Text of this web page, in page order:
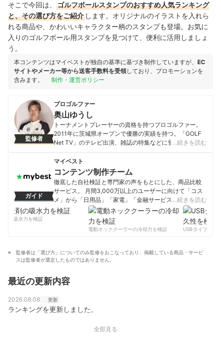
そこで今回は、
ゴルフボールスタンプのおすすめ人気ランキング
と、その選び方をご紹介 します。オリジナルのイラストを入れら
れる商品や、かわいいキャラクター柄のスタンプも登場。お気に
入りのゴルフボール用スタンプを見つけて、便利に活用しましょ
う。
本コンテンツはマイベストが独自の基準に基づき制作していますが、 EC
サイトやメーカー等から送客手数料を受領しており、プロモーションを
含みます。
制作・運営ポリシー
監修者
プロゴルファー
奥山ゆうし
トーナメントプレーヤーの資格を持つプロゴルファー。
2011年に茨城県オープンで優勝の実績を持つ。「GOLF
Net TV」のテレビ出演、雑誌の特集などに登場する他、
た「関節フリー理論」を使ったゴルフレッスン動画を
YouTubeで配信中。 奥山プロの関節フリーレッスン：
https://papipo.jp/okuyama/
奥山ゆうしのプロフィール
…続きを読む
ガイド
マイベスト
コンテンツ制作チーム
徹底した自社検証と専門家の声をもとにした、商品比較
サービス。 月間3,000万以上のユーザーに向けて「コス
メ」から「日用品」「家電」「金融サービス」まで、ベ
ストな商品を選んでもらうために、毎日コンテンツを制
コンテンツ制作チームのプロフィール
…続きを読む
の吸水力を検証
電動ネッククーラーの冷却力を検証
USBタイプCケー
監修者は「選び方」についてのみ監修をおこなっており、掲載している商品・サービ
スは監修者が選定したものではありません。
最近の更新内容
2026.08.08 更新
ランキングを更新しました。
全部見る